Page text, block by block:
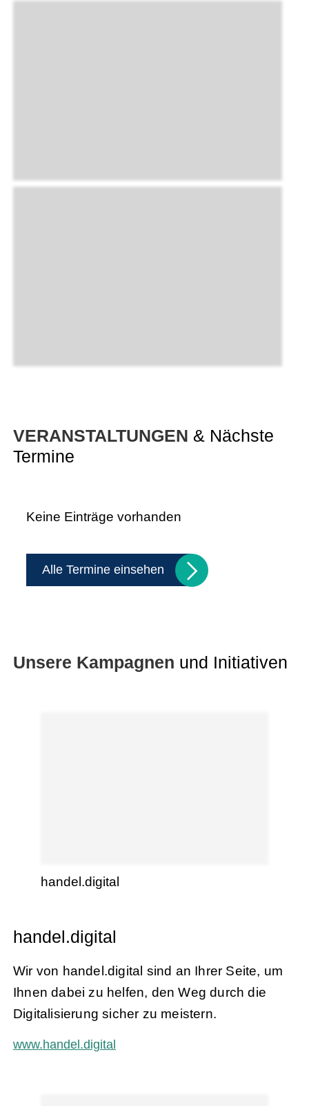
VERANSTALTUNGEN & Nächste
Termine
Keine Einträge vorhanden
Alle Termine einsehen
Unsere Kampagnen und Initiativen
handel.digital
handel.digital
Wir von handel.digital sind an Ihrer Seite, um
Ihnen dabei zu helfen, den Weg durch die
Digitalisierung sicher zu meistern.
www.handel.digital